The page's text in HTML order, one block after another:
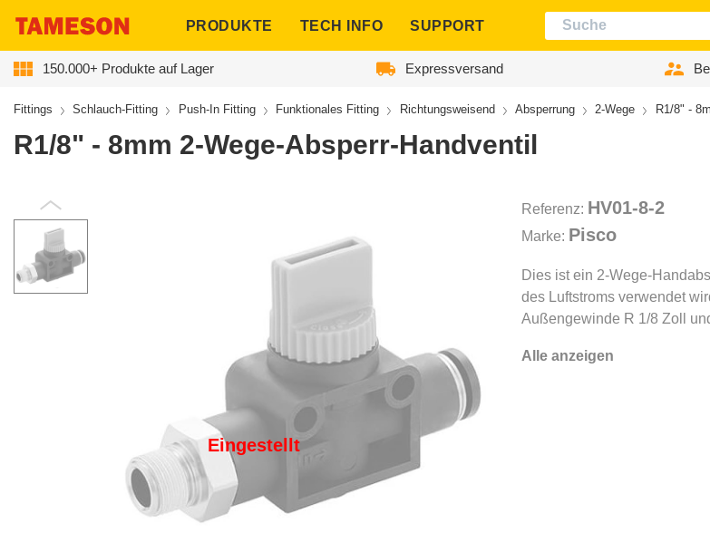
PRODUKTE TECH INFO SUPPORT
150.000+ Produkte auf Lager Expressversand
Fittings Schlauch-Fitting Push-In Fitting Funktionales Fitting Richtungsweisend Absperrung 2-Wege R1/8" -
R1/8" - 8mm 2-Wege-Absperr-Handventil
Eingestellt
Referenz: HV01-8-2
Marke: Pisco
Dies ist ein 2-Wege-
des Luftstroms verwendet
Außengewinde R 1/8 Zoll
Alle anzeigen